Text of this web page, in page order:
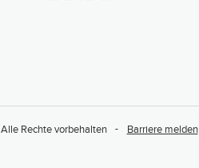
Alle Rechte vorbehalten Barriere melden